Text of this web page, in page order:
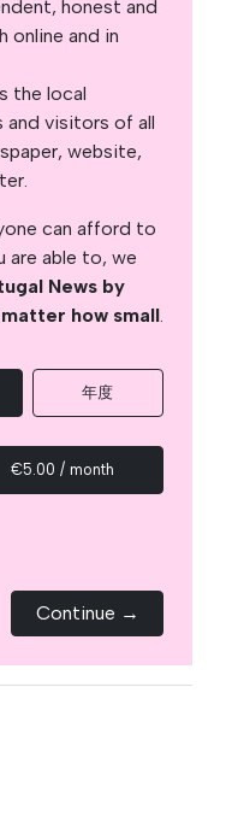
honest and
online and in
the local
and visitors of all
website,
can afford to
are able to, we
News by
how small.
年度
€5.00 / month
Continue →